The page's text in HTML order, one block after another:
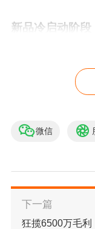
新品冷启动阶段
流量分配持续
量”的死循环。
2.身边不少深耕
真实测评口碑
享，同款两款
论，三个月仅
微信
下一篇
狂揽6500万毛利